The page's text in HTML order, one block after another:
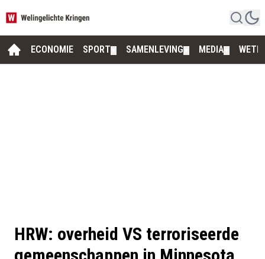
ECONOMIE SPORT SAMENLEVING MEDIA
HRW: overheid VS terroriseerde